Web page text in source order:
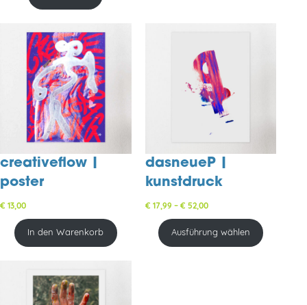
creativeflow |
poster
€ 13,00
In den Warenkorb
dasneueP |
kunstdruck
€ 17,99 – € 52,00Preisspanne:
€ 17,99
bis
Ausführung wählen